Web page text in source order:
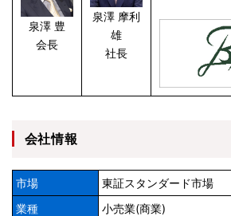
泉澤 豊
会長
泉澤 摩利
雄
社長
会社情報
市場
東証スタンダード市場
業種
小売業(商業)